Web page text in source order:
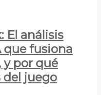
El análisis
que fusiona
y por qué
del juego